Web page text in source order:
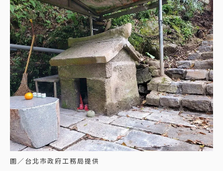
圖／台北市政府工務局提供